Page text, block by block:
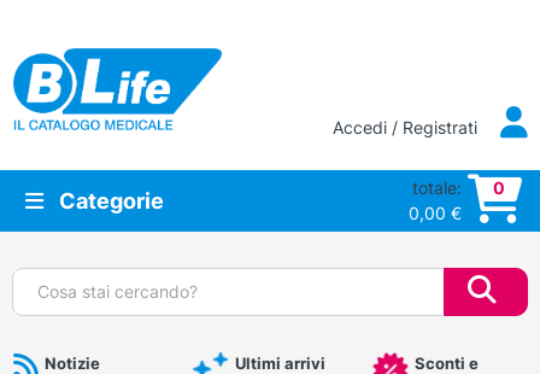
Vai al contenuto principale
Accedi / Registrati
Categorie
totale:
0,00 €
0
Cerca:
Notizie
Ultimi arrivi
Sconti e